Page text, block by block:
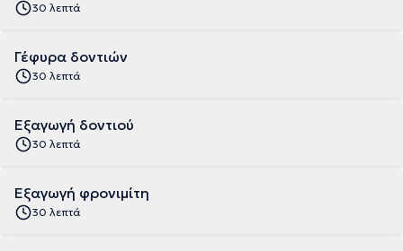
30 λεπτά
Γέφυρα δοντιών
30 λεπτά
Εξαγωγή δοντιού
30 λεπτά
Εξαγωγή φρονιμίτη
30 λεπτά